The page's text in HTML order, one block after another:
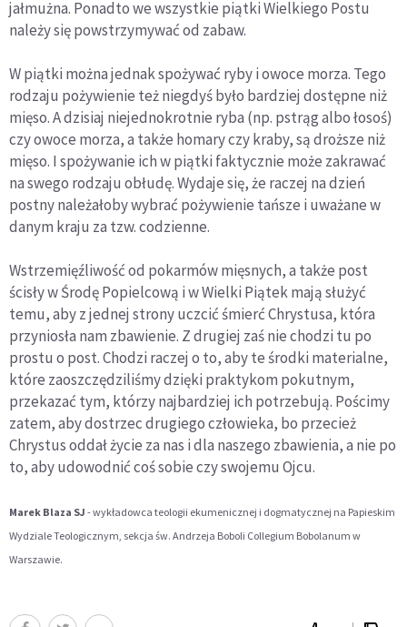
jałmużna. Ponadto we wszystkie piątki Wielkiego Postu
należy się powstrzymywać od zabaw.
W piątki można jednak spożywać ryby i owoce morza. Tego
rodzaju pożywienie też niegdyś było bardziej dostępne niż
mięso. A dzisiaj niejednokrotnie ryba (np. pstrąg albo łosoś)
czy owoce morza, a także homary czy kraby, są droższe niż
mięso. I spożywanie ich w piątki faktycznie może zakrawać
na swego rodzaju obłudę. Wydaje się, że raczej na dzień
postny należałoby wybrać pożywienie tańsze i uważane w
danym kraju za tzw. codzienne.
Wstrzemięźliwość od pokarmów mięsnych, a także post
ścisły w Środę Popielcową i w Wielki Piątek mają służyć
temu, aby z jednej strony uczcić śmierć Chrystusa, która
przyniosła nam zbawienie. Z drugiej zaś nie chodzi tu po
prostu o post. Chodzi raczej o to, aby te środki materialne,
które zaoszczędziliśmy dzięki praktykom pokutnym,
przekazać tym, którzy najbardziej ich potrzebują. Pościmy
zatem, aby dostrzec drugiego człowieka, bo przecież
Chrystus oddał życie za nas i dla naszego zbawienia, a nie po
to, aby udowodnić coś sobie czy swojemu Ojcu.
Marek Blaza SJ - wykładowca teologii ekumenicznej i dogmatycznej na Papieskim
Wydziale Teologicznym, sekcja św. Andrzeja Boboli Collegium Bobolanum w
Warszawie.